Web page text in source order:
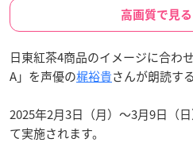
高画質で見
日東紅茶4商品のイメージに合わ
A」を声優の梶裕貴さんが朗読す
2025年2月3日（月）～3月9日（
て実施されます。